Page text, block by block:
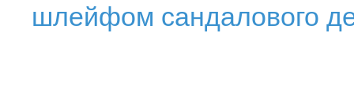
шлейфом сандалового